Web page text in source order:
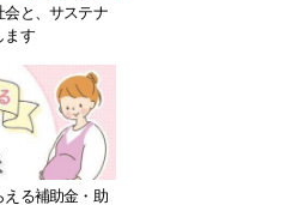
と、サステナ
ます
る補助金・助